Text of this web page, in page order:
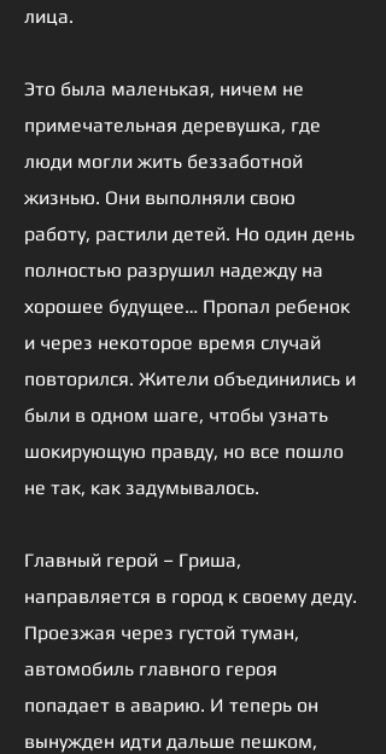
лица.
Это была маленькая, ничем не
примечательная деревушка, где
люди могли жить беззаботной
жизнью. Они выполняли свою
работу, растили детей. Но один день
полностью разрушил надежду на
хорошее будущее… Пропал ребенок
и через некоторое время случай
повторился. Жители объединились и
были в одном шаге, чтобы узнать
шокирующую правду, но все пошло
не так, как задумывалось.
Главный герой – Гриша,
направляется в город к своему деду.
Проезжая через густой туман,
автомобиль главного героя
попадает в аварию. И теперь он
вынужден идти дальше пешком,